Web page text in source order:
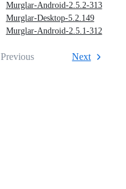
Murglar-Android-2.5.2-313
Murglar-Desktop-5.2.149
Murglar-Android-2.5.1-312
Previous Next